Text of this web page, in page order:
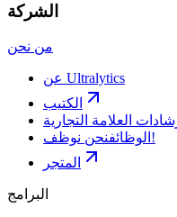
الشركة
من نحن
عن Ultralytics
الكتيب
العلامة التجارية
الوظائف نحن نوظف!
المتجر
البرامج